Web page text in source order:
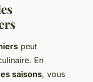
peut
En
saisons, vous